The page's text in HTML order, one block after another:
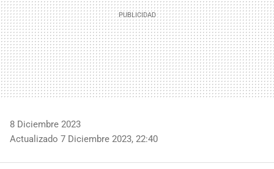
8 Diciembre 2023
Actualizado 7 Diciembre 2023, 22:40